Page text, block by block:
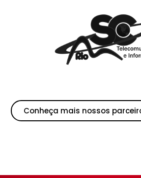
Conheça mais nossos